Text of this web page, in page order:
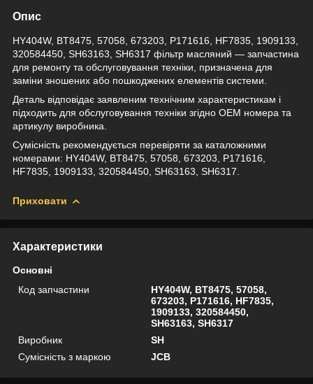
Опис
HY404W, BT8475, 57058, 673203, P171616, HF7835, 1909133,
320584450, SH63163, SH6317 фільтр масляний — запчастина
для ремонту та обслуговування техніки, призначена для
заміни зношених або пошкоджених елементів системи.
Деталь відповідає заявленим технічним характеристикам і
підходить для обслуговування техніки згідно OEM номера та
артикулу виробника.
Сумісність рекомендується перевіряти за каталожними
номерами: HY404W, BT8475, 57058, 673203, P171616,
HF7835, 1909133, 320584450, SH63163, SH6317.
Приховати
Характеристики
Основні
Код запчастини
HY404W, BT8475, 57058,
673203, P171616, HF7835,
1909133, 320584450,
SH63163, SH6317
Виробник
SH
Сумісність з маркою
JCB